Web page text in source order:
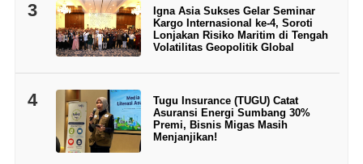
3
Igna Asia Sukses Gelar Seminar
Kargo Internasional ke-4, Soroti
Lonjakan Risiko Maritim di Tengah
Volatilitas Geopolitik Global
4
Tugu Insurance (TUGU) Catat
Asuransi Energi Sumbang 30%
Premi, Bisnis Migas Masih
Menjanjikan!